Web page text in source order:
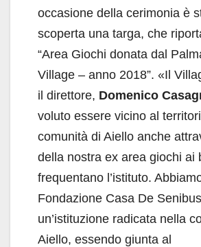
occasione della cerimonia è
scoperta una targa, che
“Area Giochi donata dal
Village – anno 2018”. «Il
il direttore, Domenico
voluto essere vicino al
comunità di Aiello anche
della nostra ex area giochi ai
frequentano l’istituto.
Fondazione Casa De
un’istituzione radicata nella
Aiello, essendo giunta al